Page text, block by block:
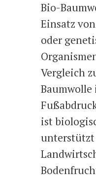
Bio-
Einsatz
oder
Vergleich
Baumwolle
ist